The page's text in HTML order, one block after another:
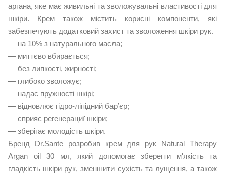
аргана, яке має живильні та зволожувальні властивості для
шкіри. Крем також містить корисні компоненти, які
забезпечують додатковий захист та зволоження шкіри рук.
— на 10% з натурального масла;
— миттєво вбирається;
— без липкості, жирності;
— глибоко зволожує;
— надає пружності шкірі;
— відновлює гідро-ліпідний бар’єр;
— сприяє регенерациї шкіри;
— зберігає молодість шкіри.
Бренд Dr.Sante розробив крем для рук Natural Therapy
Argan oil 30 мл, який допомогає зберегти м'якість та
гладкість шкіри рук, зменшити сухість та лущення, а також